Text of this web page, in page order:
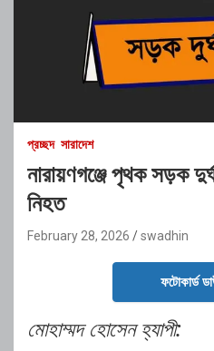
প্রচ্ছদ সারাদেশ
নারায়ণগঞ্জে পৃথক সড়ক
নিহত
February 28, 2026 swadhin
ফটোকার্ড
মোহাম্মদ হোসেন হ্যাপী: